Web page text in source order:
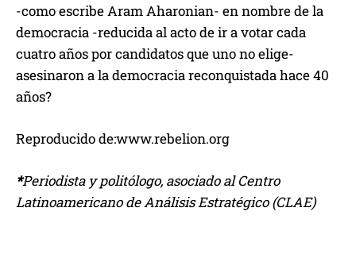
-como escribe Aram Aharonian- en nombre de la
democracia -reducida al acto de ir a votar cada
cuatro años por candidatos que uno no elige-
asesinaron a la democracia reconquistada hace 40
años?
Reproducido de:www.rebelion.org
*Periodista y politólogo, asociado al Centro
Latinoamericano de Análisis Estratégico (CLAE)